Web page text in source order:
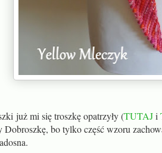
już mi się troszkę opatrzyły (TUTAJi
Dobroszkę, bo tylko część wzoru